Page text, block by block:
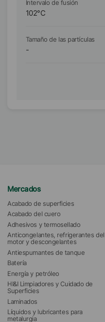
Intervalo de fusión
102°C
Tamaño de las partículas
-
Mercados
Acabado de superficies
Acabado del cuero
Adhesivos y termosellado
Anticongelantes, refrigerantes del
motor y descongelantes
Antiespumantes de tanque
Batería
Energía y petróleo
HI&I Limpiadores y Cuidado de
Superficies
Laminados
Líquidos y lubricantes para
metalurgia